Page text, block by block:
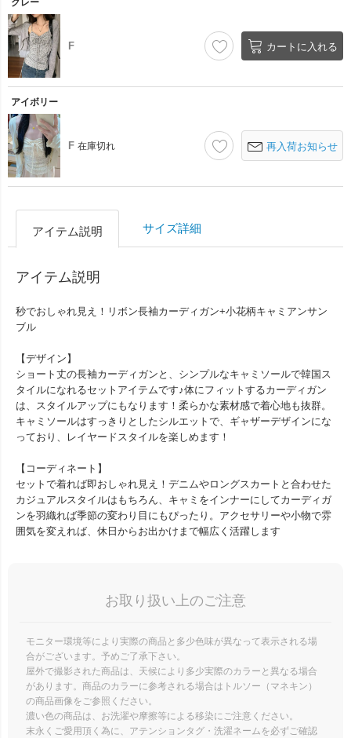
グレー
F カートに入れる
アイボリー
F 在庫切れ 再入荷お知らせ
アイテム説明 サイズ詳細
アイテム説明
秒でおしゃれ見え！リボン長袖カーディガン+小花柄キャミアンサン
ブル
【デザイン】
ショート丈の長袖カーディガンと、シンプルなキャミソールで韓国ス
タイルになれるセットアイテムです♪体にフィットするカーディガン
は、スタイルアップにもなります！柔らかな素材感で着心地も抜群。
キャミソールはすっきりとしたシルエットで、ギャザーデザインにな
っており、レイヤードスタイルを楽しめます！
【コーディネート】
セットで着れば即おしゃれ見え！デニムやロングスカートと合わせた
カジュアルスタイルはもちろん、キャミをインナーにしてカーディガ
ンを羽織れば季節の変わり目にもぴったり。アクセサリーや小物で雰
囲気を変えれば、休日からお出かけまで幅広く活躍します
お取り扱い上のご注意
モニター環境等により実際の商品と多少色味が異なって表示される場
合がございます。予めご了承下さい。
屋外で撮影された商品は、天候により多少実際のカラーと異なる場合
があります。商品のカラーに参考される場合はトルソー（マネキン）
の商品画像をご参照ください。
濃い色の商品は、お洗濯や摩擦等による移染にご注意ください。
末永くご愛用頂く為に、アテンションタグ・洗濯ネームを必ずご確認